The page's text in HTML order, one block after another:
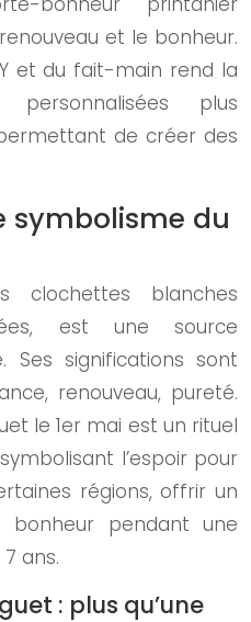
et le bonheur.
et du fait-main rend la
plus
de créer des
symbolisme du
clochettes blanches
est une source
Ses significations sont
renouveau, pureté.
le 1er mai est un rituel
l’espoir pour
régions, offrir un
pendant une
ans.
: plus qu’une